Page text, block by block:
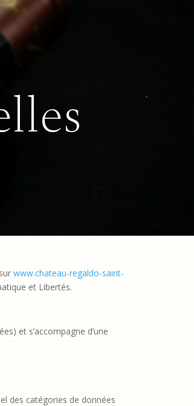
www.chateau-regaldo-saint-
et Libertés.
et s’accompagne d’une
des catégories de données